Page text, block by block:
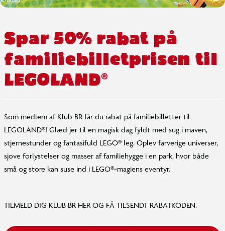
Spar 50% rabat på
familiebilletprisen til
LEGOLAND®
Som medlem af Klub BR får du rabat på familiebilletter til
LEGOLAND®! Glæd jer til en magisk dag fyldt med sug i maven,
stjernestunder og fantasifuld LEGO® leg. Oplev farverige universer,
sjove forlystelser og masser af familiehygge i en park, hvor både
små og store kan suse ind i LEGO®‑magiens eventyr.
TILMELD DIG KLUB BR HER OG FÅ TILSENDT RABATKODEN.